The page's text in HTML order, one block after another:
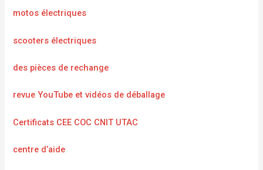
motos électriques
scooters électriques
des pièces de rechange
revue YouTube et vidéos de déballage
Certificats CEE COC CNIT UTAC
centre d’aide